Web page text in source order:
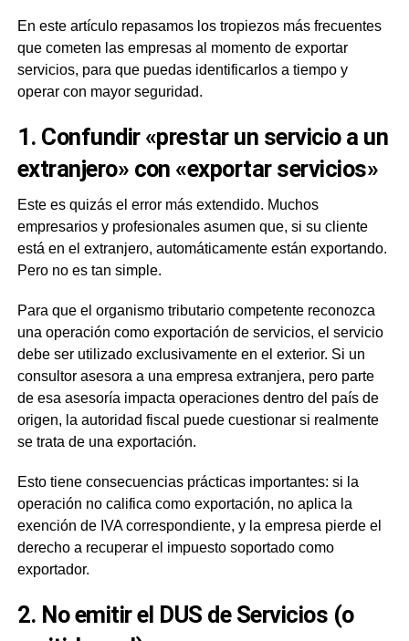
En este artículo repasamos los tropiezos más frecuentes
que cometen las empresas al momento de exportar
servicios, para que puedas identificarlos a tiempo y
operar con mayor seguridad.
1. Confundir «prestar un servicio a un
extranjero» con «exportar servicios»
Este es quizás el error más extendido. Muchos
empresarios y profesionales asumen que, si su cliente
está en el extranjero, automáticamente están exportando.
Pero no es tan simple.
Para que el organismo tributario competente reconozca
una operación como exportación de servicios, el servicio
debe ser utilizado exclusivamente en el exterior. Si un
consultor asesora a una empresa extranjera, pero parte
de esa asesoría impacta operaciones dentro del país de
origen, la autoridad fiscal puede cuestionar si realmente
se trata de una exportación.
Esto tiene consecuencias prácticas importantes: si la
operación no califica como exportación, no aplica la
exención de IVA correspondiente, y la empresa pierde el
derecho a recuperar el impuesto soportado como
exportador.
2. No emitir el DUS de Servicios (o